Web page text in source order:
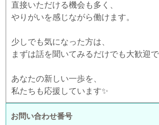
直接いただける機会も多く、
やりがいを感じながら働けます。
少しでも気になった方は、
まずは話を聞いてみるだけでも大歓迎で
あなたの新しい一歩を、
私たちも応援しています✨
お問い合わせ番号